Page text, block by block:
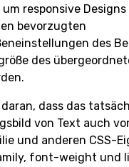
responsive
bevorzugten
des
des
daran, dass das
von Text auch
und anderen CSS-
font-weight und